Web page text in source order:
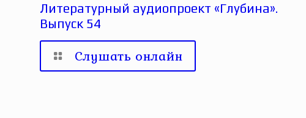
Литературный аудиопроект «Глубина».
Выпуск 54
Слушать онлайн